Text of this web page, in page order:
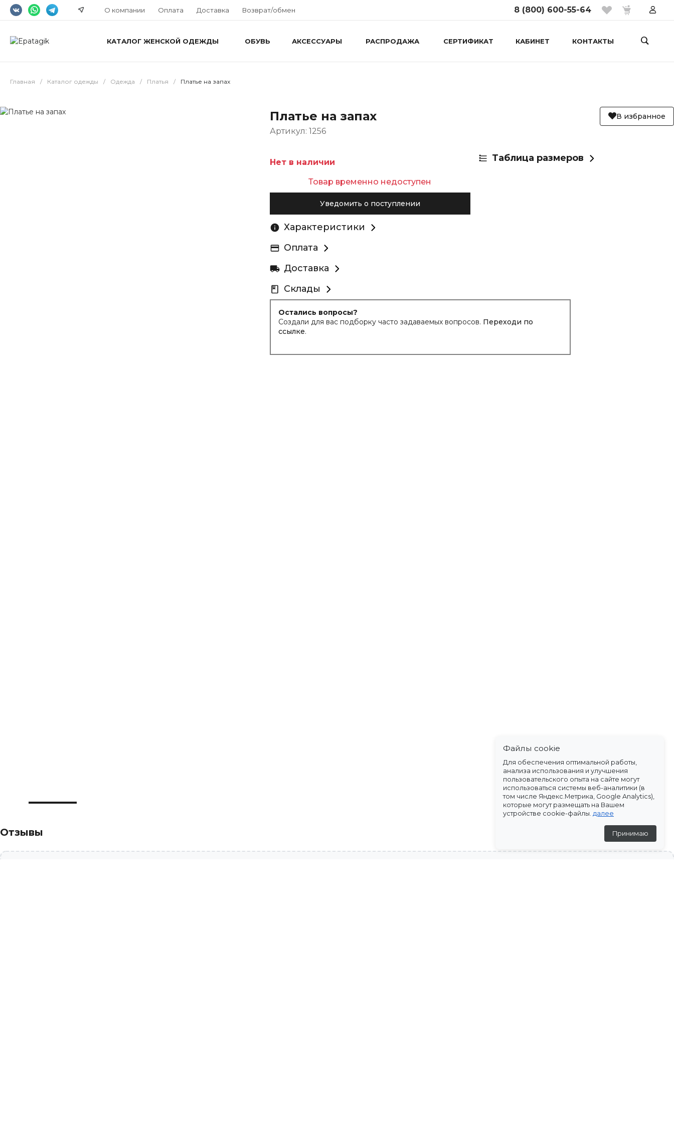
О компании Оплата Доставка Возврат/обмен 8 (800) 600-55-64
КАТАЛОГ ЖЕНСКОЙ ОДЕЖДЫ ОБУВЬ АКСЕССУАРЫ РАСПРОДАЖА СЕРТИФИКАТ КАБИНЕТ КОНТАКТЫ
Главная / Каталог одежды / Одежда / Платья / Платье на запах
Платье на запах В избранное
Артикул: 1256
Нет в наличии
Товар временно недоступен
Уведомить о поступлении
Таблица размеров
Характеристики
Оплата
Доставка
Склады
Остались вопросы?
Создали для вас подборку часто задаваемых вопросов. Переходи по
ссылке.
Отзывы
Файлы cookie
Для обеспечения оптимальной работы,
анализа использования и улучшения
пользовательского опыта на сайте могут
использоваться системы веб-аналитики (в
том числе Яндекс.Метрика, Google Analytics),
которые могут размещать на Вашем
устройстве cookie-файлы. далее
Принимаю